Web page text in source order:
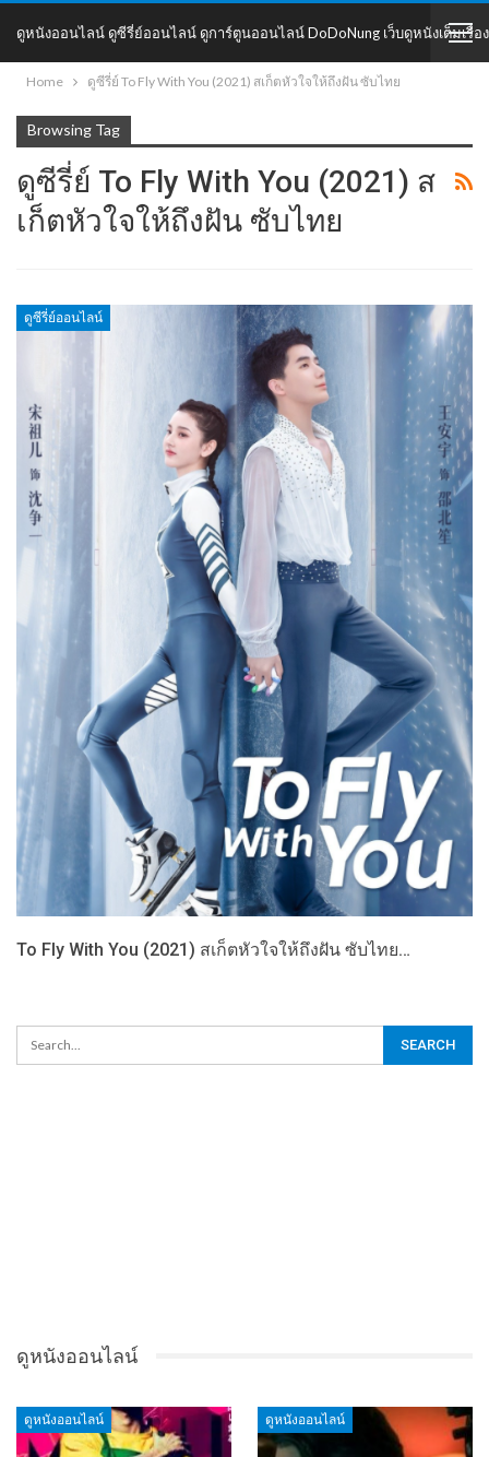
ดูหนังออนไลน์ ดูซีรี่ย์ออนไลน์ ดูการ์ตูนออนไลน์ DoDoNung เว็บดูหนังเต็มเรื่อง
DoDoNung
Home ดูซีรี่ย์ To Fly With You (2021) สเก็ตหัวใจให้ถึงฝัน ซับไทย
Browsing Tag
ดูซีรี่ย์ To Fly With You (2021) ส
เก็ตหัวใจให้ถึงฝัน ซับไทย
ดูซีรี่ย์ออนไลน์
To Fly With You (2021) สเก็ตหัวใจให้ถึงฝัน ซับไทย…
ดูหนังออนไลน์
ดูหนังออนไลน์ ดูหนังออนไลน์